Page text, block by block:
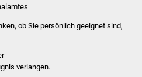
Fachteam Jugend
ob Sie persönlich geeignet sind,
verlangen.